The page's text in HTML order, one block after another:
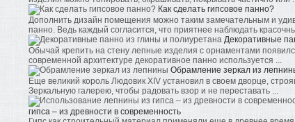
Как сделать гипсовое панно?
Дополнить дизайн помещения можно таким замечательным и
панно. Ведь каждый согласится, что приятнее наблюдать
Декоративные
Обычай крепить на стену лепные изделия с орнаментами
современной архитектуре декоративное панно используется ...
Обрамление зеркал из
Еще великий король Людовик XIV установил в своем дворце,
Зеркальную галерею, чтобы радовать взор и не переставать ...
гипса – из древности в современность